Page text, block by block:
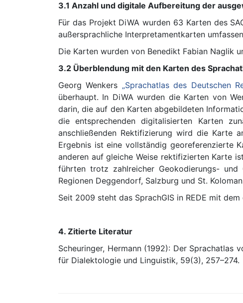
3.1 Anzahl und digitale Aufbereitung der
Für das Projekt DiWA wurden 63 Karten des
außersprachliche Interpretamentkarten
Die Karten wurden von Benedikt Fabian Naglik
3.2 Überblendung mit den Karten des
Georg Wenkers „Sprachatlas des Deutschen
überhaupt. In DiWA wurden die Karten von
darin, die auf den Karten abgebildeten
die entsprechenden digitalisierten Karten
anschließenden Rektifizierung wird die Karte
Ergebnis ist eine vollständig georeferenzierte
anderen auf gleiche Weise rektifizierten Karte
führten trotz zahlreicher Geokodierungs-
Regionen Deggendorf, Salzburg und St.
Seit 2009 steht das SprachGIS in REDE mit
4. Zitierte Literatur
Scheuringer, Hermann (1992): Der Sprachatlas
für Dialektologie und Linguistik, 59(3), 257–274.